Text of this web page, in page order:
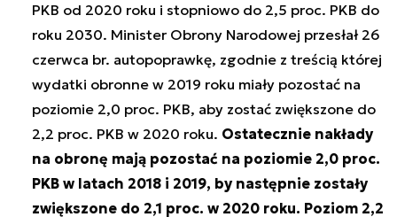
PKB od 2020 roku i stopniowo do 2,5 proc. PKB do
roku 2030. Minister Obrony Narodowej przesłał 26
czerwca br. autopoprawkę, zgodnie z treścią której
wydatki obronne w 2019 roku miały pozostać na
poziomie 2,0 proc. PKB, aby zostać zwiększone do
2,2 proc. PKB w 2020 roku. Ostatecznie nakłady
na obronę mają pozostać na poziomie 2,0 proc.
PKB w latach 2018 i 2019, by następnie zostały
zwiększone do 2,1 proc. w 2020 roku. Poziom 2,2